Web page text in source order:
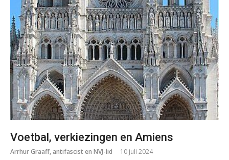
Voetbal, verkiezingen en Amiens
Arrhur Graaff, antifascist en NVJ-lid 10 juli 2024